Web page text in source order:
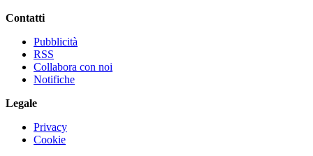
Contatti
Pubblicità
RSS
Collabora con noi
Notifiche
Legale
Privacy
Cookie